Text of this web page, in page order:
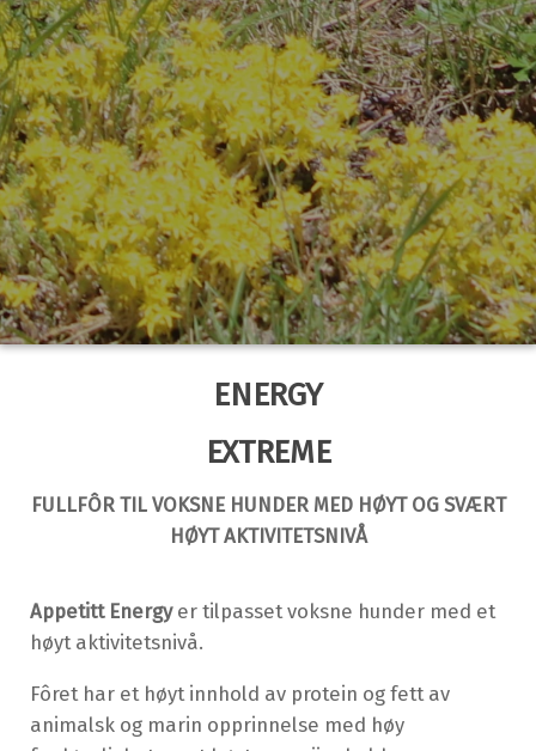
ENERGY
EXTREME
FULLFÔR TIL VOKSNE HUNDER MED HØYT OG SVÆRT
HØYT AKTIVITETSNIVÅ
Appetitt Energyer tilpasset voksne hunder med et
høyt aktivitetsnivå.
Fôret har et høyt innhold av protein og fett av
animalsk og marin opprinnelse med høy